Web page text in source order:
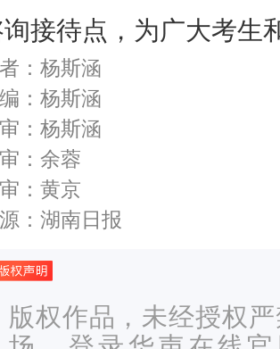
询接待点，为广大考生
：杨斯涵
：杨斯涵
：杨斯涵
：余蓉
：黄京
：湖南日报
版权作品，未经授权